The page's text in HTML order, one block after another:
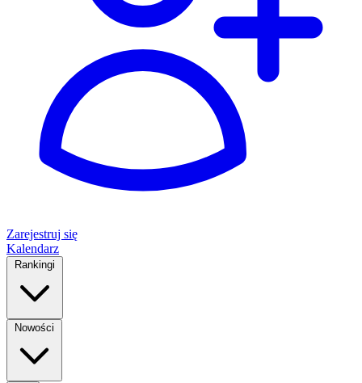
Zarejestruj się
Kalendarz
Rankingi
Nowości